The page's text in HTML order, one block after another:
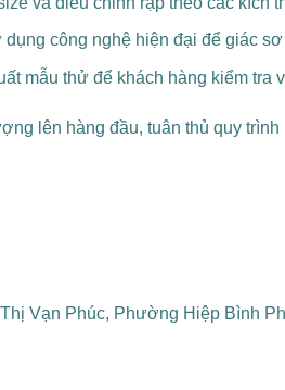
dụng công nghệ hiện đại để giác
mẫu thử để khách hàng kiểm tra
lên hàng đầu, tuân thủ quy
Vạn Phúc, Phường Hiệp Bình